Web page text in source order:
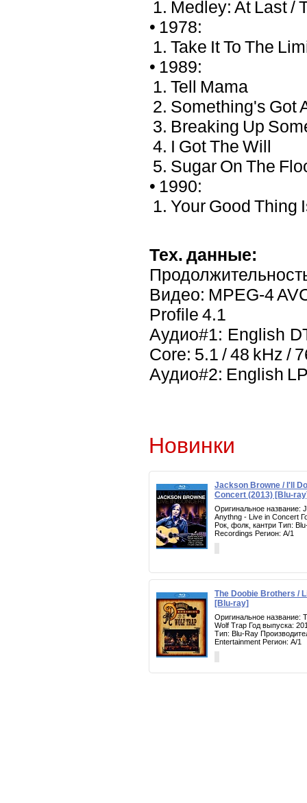
1. Medley: At Last /
• 1978:
1. Take It To The
• 1989:
1. Tell Mama
2. Something's Got
3. Breaking Up
4. I Got The Will
5. Sugar On The
• 1990:
1. Your Good Thing
Тех. данные:
Видео: MPEG-4
Profile 4.1
Аудио#1: English
Core: 5.1 / 48 kHz /
Аудио#2: English
Новинки
Jackson Browne / I'll
Concert (2013) [Blu-
Оригинальное название:
Anythng - Live in Concert
Рок, фолк, кантри Тип:
Recordings Регион: A/1
The Doobie Brothers /
[Blu-ray]
Оригинальное название:
Wolf Trap Год выпуска:
Тип: Blu-Ray
Entertainment Регион: A/1